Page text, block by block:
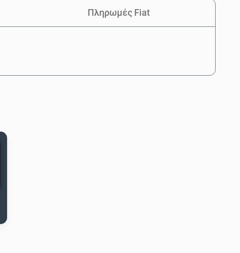
Πληρωμές Fiat